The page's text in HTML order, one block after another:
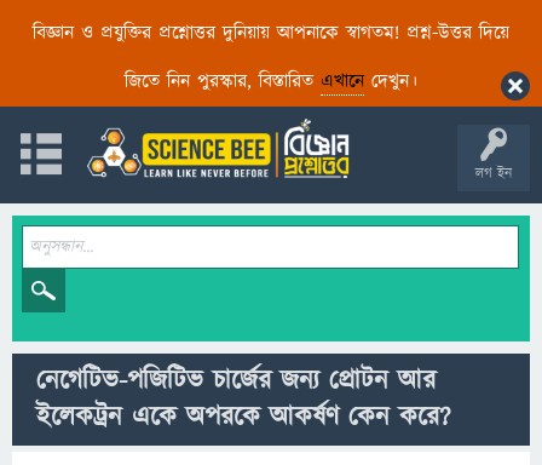
বিজ্ঞান ও প্রযুক্তির প্রশ্নোত্তর দুনিয়ায় আপনাকে স্বাগতম! প্রশ্ন-উত্তর দিয়ে
জিতে নিন পুরস্কার, বিস্তারিত এখানেদেখুন।
লগ ইন
নেগেটিভ-পজিটিভ চার্জের জন্য প্রোটন আর
ইলেকট্রন একে অপরকে আকর্ষণ কেন করে?